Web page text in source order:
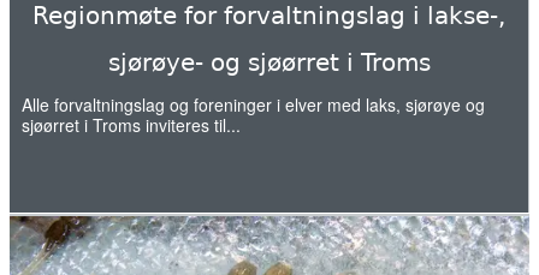
02. juni 2026
Tanaelva: Nesten all laks dør før de
kommer ut av elva
Meråker arrangerer naturgledetur på
Hellstranda
Regionmøte for forvaltningslag i lakse-,
sjørøye- og sjøørret i Troms
Alle forvaltningslag og foreninger i elver med laks, sjørøye og
sjøørret i Troms inviteres til...